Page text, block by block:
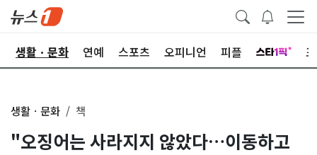
생활ㆍ문화 연예 스포츠 오피니언 피플
생활ㆍ문화 책
"오징어는 사라지지 않았다…이동하고